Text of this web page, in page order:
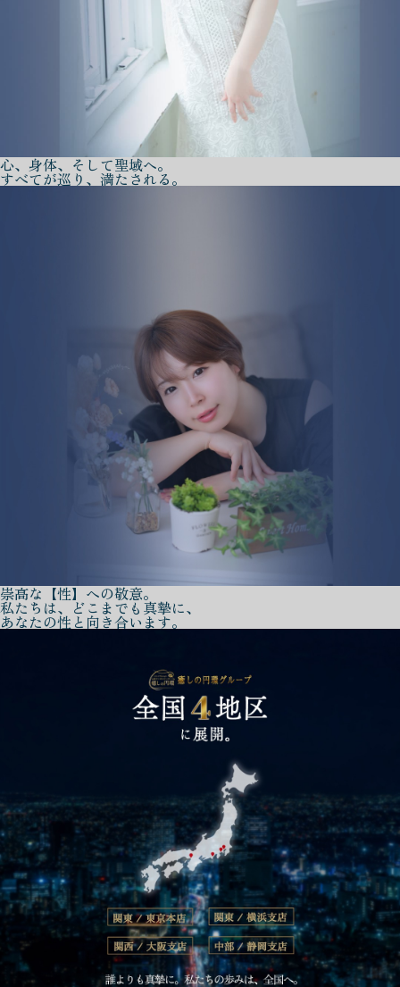
心、身体、そして聖域へ。
すべてが巡り、満たされる。
崇高な【性】への敬意。
私たちは、どこまでも真摯に、
あなたの性と向き合います。